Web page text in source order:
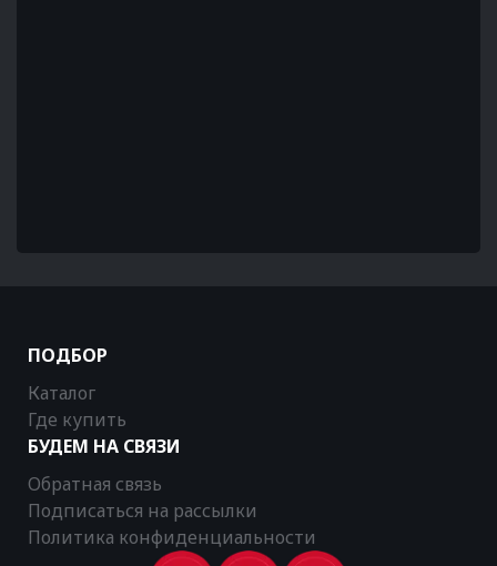
ПОДБОР
Каталог
Где купить
БУДЕМ НА СВЯЗИ
Обратная связь
Подписаться на рассылки
Политика конфиденциальности